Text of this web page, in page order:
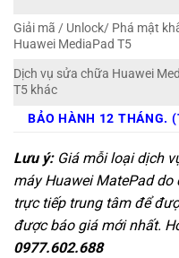
Giải mã / Unlock/ Phá mật
Huawei MediaPad T5
Dịch vụ sửa chữa Huawei
T5 khác
BẢO HÀNH 12 THÁNG.
Lưu ý:Giá mỗi loại dịch
máy Huawei MatePad
trực tiếp trung tâm để
được báo giá mới nhất.
0977.602.688